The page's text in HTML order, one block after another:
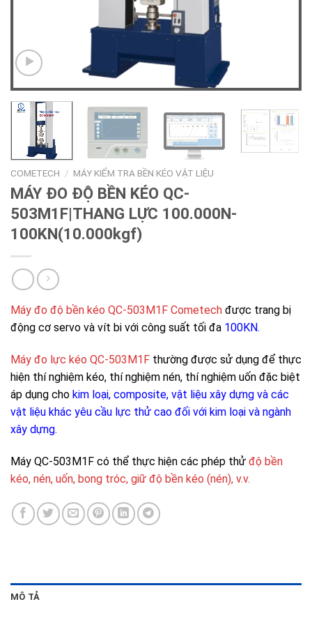
COMETECH / MÁY KIỂM TRA BỀN KÉO VẬT LIỆU
MÁY ĐO ĐỘ BỀN KÉO QC-
503M1F|THANG LỰC 100.000N-
100KN(10.000kgf)
Máy đo độ bền kéo QC-503M1F Cometech được trang bị
động cơ servo và vít bi với công suất tối đa 100KN.
Máy đo lực kéo QC-503M1F thường được sử dụng để thực
hiện thí nghiệm kéo, thí nghiệm nén, thí nghiệm uốn đặc biệt
áp dụng cho kim loại, composite, vật liệu xây dựng và các
vật liệu khác yêu cầu lực thử cao đối với kim loại và ngành
xây dựng.
Máy QC-503M1F có thể thực hiện các phép thử độ bền
kéo, nén, uốn, bong tróc, giữ độ bền kéo (nén), v.v.
MÔ TẢ